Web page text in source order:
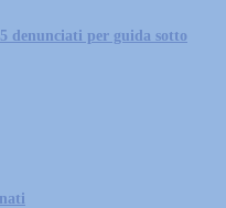
denunciati per guida sotto